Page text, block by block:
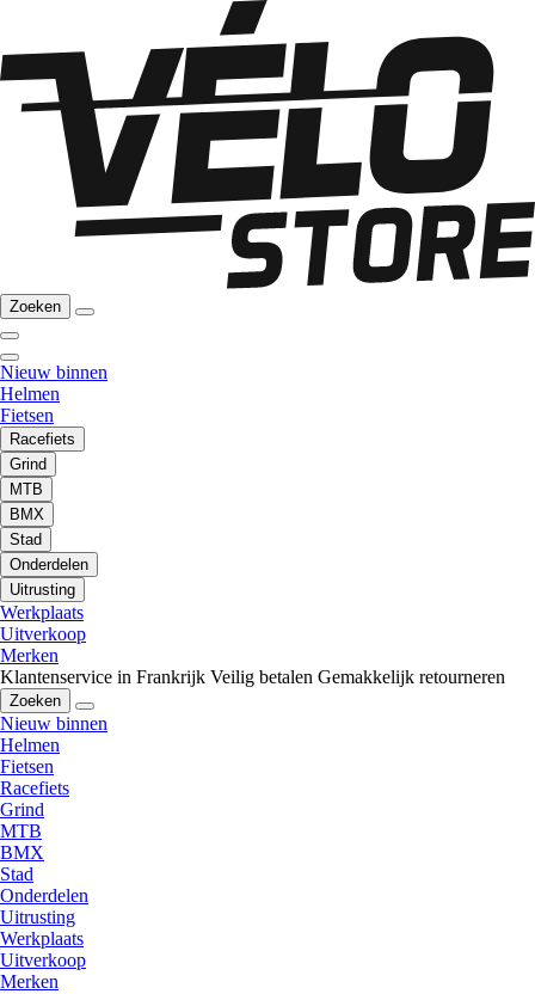
Zoeken
Nieuw binnen
Helmen
Fietsen
Racefiets
Grind
MTB
BMX
Stad
Onderdelen
Uitrusting
Werkplaats
Uitverkoop
Merken
Klantenservice in Frankrijk Veilig betalen Gemakkelijk retourneren
Zoeken
Nieuw binnen
Helmen
Fietsen
Racefiets
Grind
MTB
BMX
Stad
Onderdelen
Uitrusting
Werkplaats
Uitverkoop
Merken